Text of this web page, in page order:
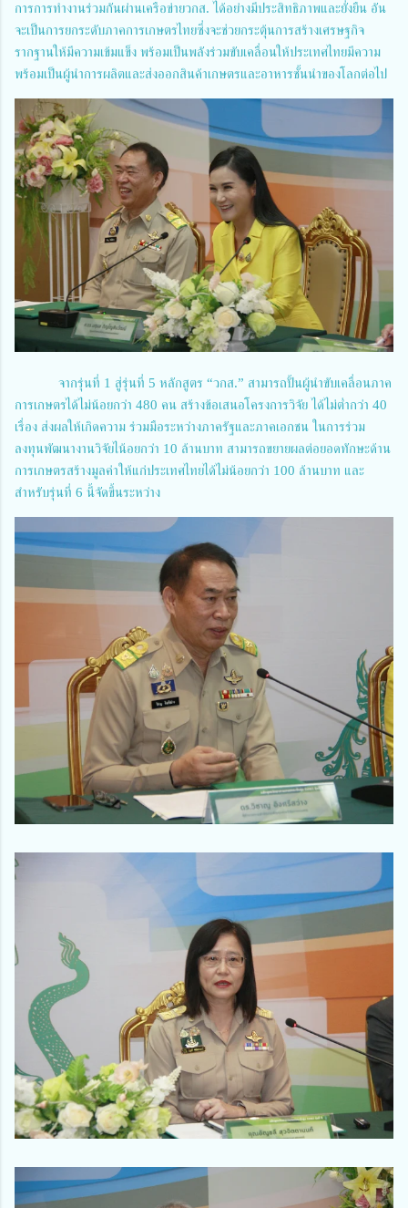
การการทำงานร่วมกันผ่านเครือข่ายวกส. ได้อย่างมีประสิทธิภาพและยั่งยืน อัน
จะเป็นการยกระดับภาคการเกษตรไทยซึ่งจะช่วยกระตุ้นการสร้างเศรษฐกิจ
รากฐานให้มีความเข้มแข็ง พร้อมเป็นพลังร่วมขับเคลื่อนให้ประเทศไทยมีความ
พร้อมเป็นผู้นำการผลิตและส่งออกสินค้าเกษตรและอาหารชั้นนำของโลกต่อไป
จากรุ่นที่ 1 สู่รุ่นที่ 5 หลักสูตร “วกส.” สามารถปั้นผู้นำขับเคลื่อนภาค
การเกษตรได้ไม่น้อยกว่า 480 คน สร้างข้อเสนอโครงการวิจัย ได้ไม่ต่ำกว่า 40
เรื่อง ส่งผลให้เกิดความ ร่วมมือระหว่างภาครัฐและภาคเอกชน ในการร่วม
ลงทุนพัฒนางานวิจัยไน้อยกว่า 10 ล้านบาท สามารถขยายผลต่อยอดทักษะด้าน
การเกษตรสร้างมูลค่าให้แก่ประเทศไทยได้ไม่น้อยกว่า 100 ล้านบาท และ
สำหรับรุ่นที่ 6 นี้จัดขึ้นระหว่าง